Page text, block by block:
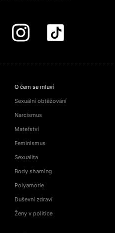
O čem se mluví
Sexuální obtěžování
Narcismus
Mateřství
Feminismus
Sexualita
Body shaming
Polyamorie
Duševní zdraví
Ženy v politice